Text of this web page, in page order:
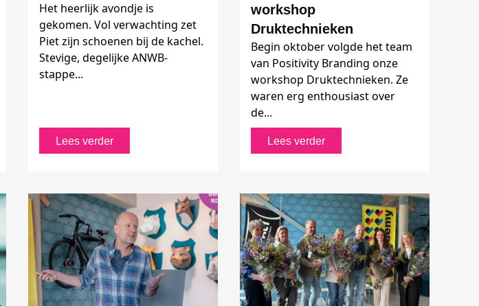
Het heerlijk avondje is
gekomen. Vol verwachting zet
Piet zijn schoenen bij de kachel.
Stevige, degelijke ANWB-
stappe...
Lees verder
workshop
Druktechnieken
Begin oktober volgde het team
van Positivity Branding onze
workshop Druktechnieken. Ze
waren erg enthousiast over
de...
Lees verder